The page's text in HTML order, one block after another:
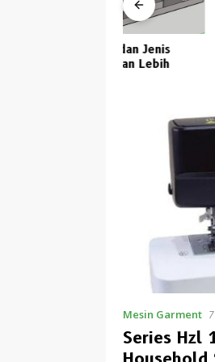
Spesifikasi dan
Mesin Gerinda
Merk
Mesin Garment
Series Hzl